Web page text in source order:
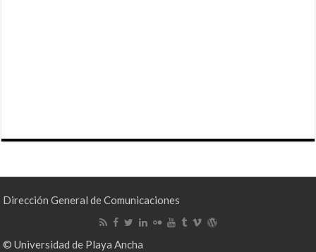
Dirección General de Comunicaciones
© Universidad de Playa Ancha